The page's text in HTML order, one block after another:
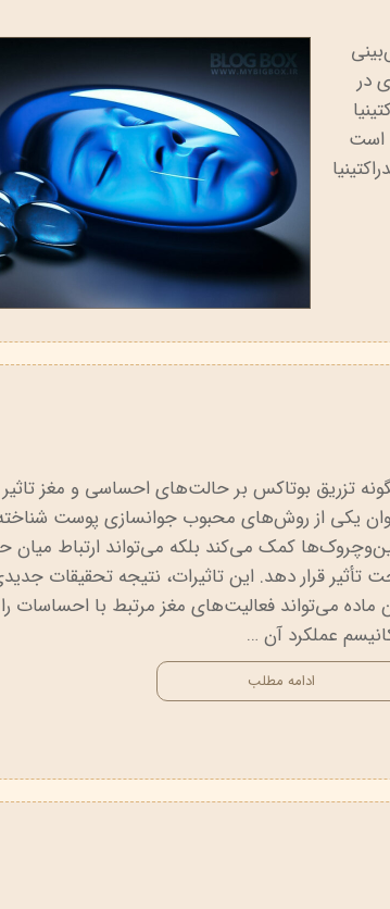
در
است
تزریق بوتاکس بر حالت‌های احساسی و مغز
یکی از روش‌های محبوب جوانسازی پوست
کمک می‌کند بلکه می‌تواند ارتباط میان
تأثیر قرار دهد. این تاثیرات، نتیجه تحقیقات
ماده می‌تواند فعالیت‌های مغز مرتبط با
عملکرد آن …
ادامه مطلب